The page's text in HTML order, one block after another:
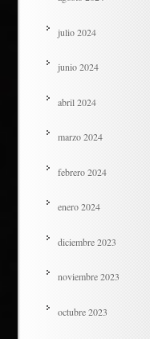
julio 2024
junio 2024
abril 2024
marzo 2024
febrero 2024
enero 2024
diciembre 2023
noviembre 2023
octubre 2023